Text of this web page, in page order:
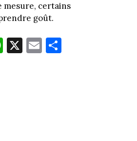
mesure, certains
goût.
W
ha
X E
m
Pa
rt